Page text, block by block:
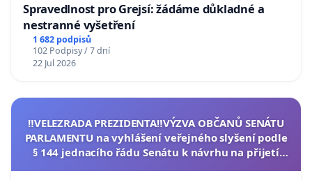
Spravedlnost pro Grejsí: žádáme důkladné a
nestranné vyšetření
1 682 podpisů
102 Podpisy / 7 dní
22 Jul 2026
‼️VELEZRADA PREZIDENTA‼️VÝZVA OBČANŮ SENÁTU
PARLAMENTU na vyhlášení veřejného slyšení podle
§ 144 jednacího řádu Senátu k návrhu na přijetí